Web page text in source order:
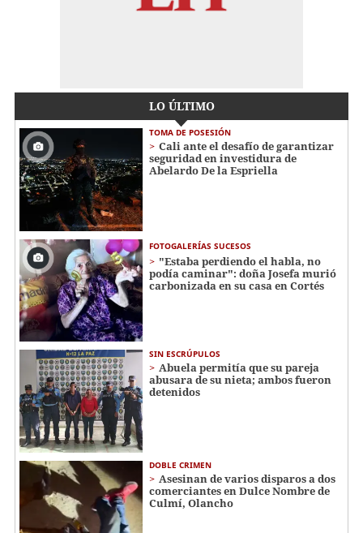
LO ÚLTIMO
TOMA DE POSESIÓN
Cali ante el desafío de garantizar
seguridad en investidura de
Abelardo De la Espriella
FOTOGALERÍAS SUCESOS
"Estaba perdiendo el habla, no
podía caminar": doña Josefa murió
carbonizada en su casa en Cortés
SIN ESCRÚPULOS
Abuela permitía que su pareja
abusara de su nieta; ambos fueron
detenidos
DOBLE CRIMEN
Asesinan de varios disparos a dos
comerciantes en Dulce Nombre de
Culmí, Olancho